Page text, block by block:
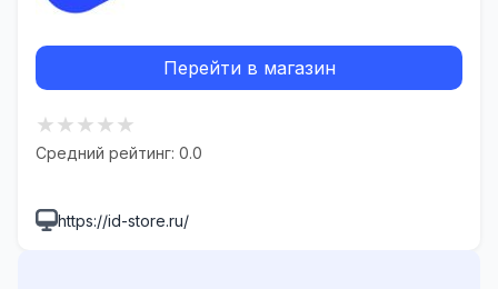
Перейти в магазин
★★★★★
Средний рейтинг: 0.0
https://id-store.ru/